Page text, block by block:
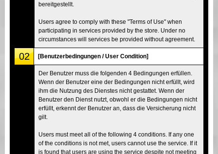
bereitgestellt.
Users agree to comply with these "Terms of Use" when
participating in services provided by the store. Under no
circumstances will services be provided without agreement.
02 [Benutzerbedingungen / User Condition]
Der Benutzer muss die folgenden 4 Bedingungen erfüllen.
Wenn der Benutzer eine der Bedingungen nicht erfüllt, wird
ihm die Nutzung des Dienstes nicht gestattet. Wenn der
Benutzer den Dienst nutzt, obwohl er die Bedingungen nicht
erfüllt, erkennt der Benutzer an, dass die Versicherung nicht
gilt.
Users must meet all of the following 4 conditions. If any one
of the conditions is not met, users cannot use the service. If it
is found that users are using the service despite not meeting